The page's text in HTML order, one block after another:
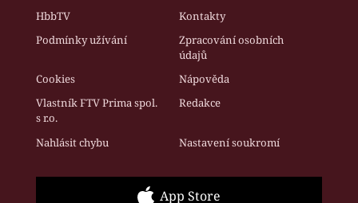
HbbTV
Kontakty
Podmínky užívání
Zpracování osobních
údajů
Cookies
Nápověda
Vlastník FTV Prima spol.
s r.o.
Redakce
Nahlásit chybu Nastavení soukromí
App Store